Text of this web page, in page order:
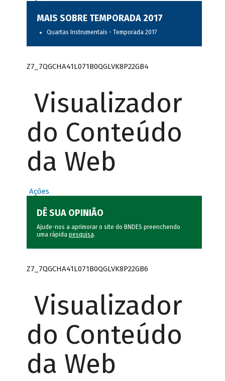
MAIS SOBRE TEMPORADA 2017
Quartas Instrumentais - Temporada 2017
Z7_7QGCHA41L071B0QGLVK8P22GB4
Visualizador
do Conteúdo
da Web
Ações
DÊ SUA OPINIÃO
Ajude-nos a aprimorar o site do BNDES preenchendo
uma rápida pesquisa.
Z7_7QGCHA41L071B0QGLVK8P22GB6
Visualizador
do Conteúdo
da Web